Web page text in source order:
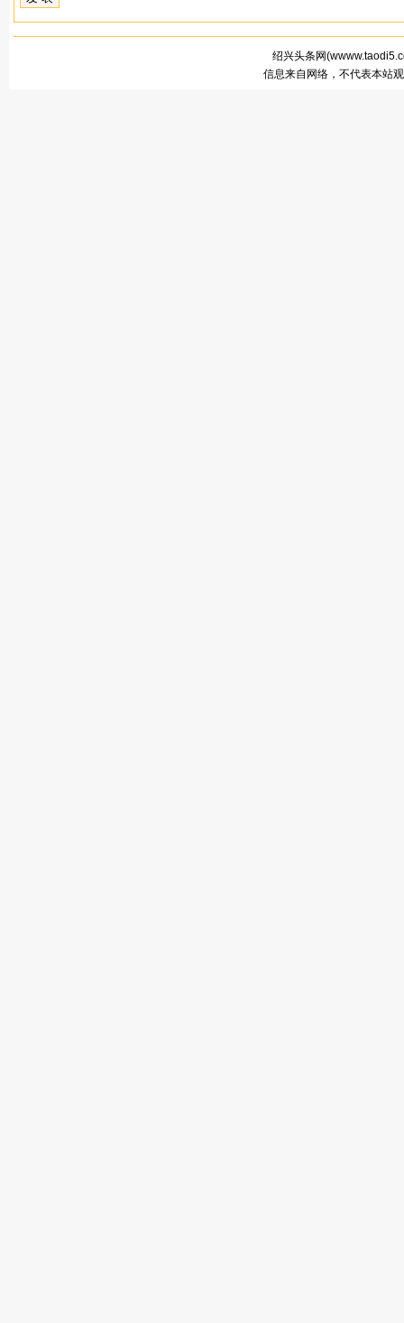
绍兴头条网(
信息来自网络，不代表本站